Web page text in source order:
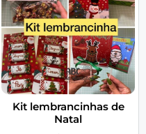
Kit lembrancinhas de
Natal